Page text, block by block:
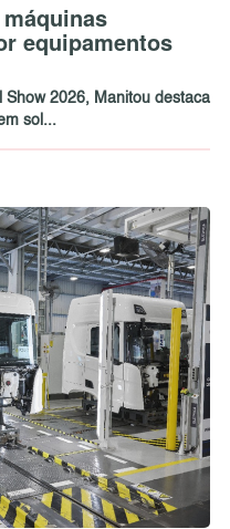
equipamentos
Show 2026, Manitou destaca
sol...